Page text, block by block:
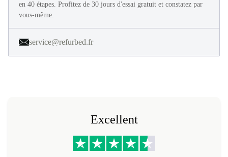
en 40 étapes. Profitez de 30 jours d'essai gratuit et constatez par
vous-même.
service@refurbed.fr
Excellent